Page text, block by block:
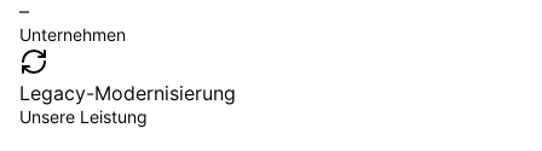
–
Unternehmen
Legacy-Modernisierung
Unsere Leistung